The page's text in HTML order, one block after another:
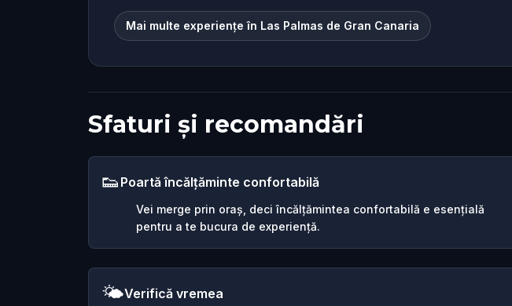
Mai multe experiențe în Las Palmas de Gran Canaria
Sfaturi și recomandări
👟 Poartă încălțăminte confortabilă
Vei merge prin oraș, deci încălțămintea confortabilă e esențială
pentru a te bucura de experiență.
🌤️Verifică vremea